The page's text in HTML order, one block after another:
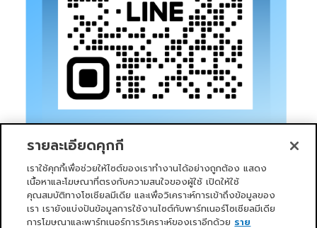
หน้าแรก บริการของเรา ข่าวสารและกิจกรรม PRIMO CLUB
รายละเอียดคุกกี้
เราใช้คุกกี้เพื่อช่วยให้ไซต์ของเราทำงานได้อย่างถูกต้อง แสดง
เนื้อหาและโฆษณาที่ตรงกับความสนใจของผู้ใช้ เปิดให้ใช้
คุณสมบัติทางโซเชียลมีเดีย และเพื่อวิเคราะห์การเข้าถึงข้อมูลของ
เรา เรายังแบ่งปันข้อมูลการใช้งานไซต์กับพาร์ทเนอร์โซเชียลมีเดีย
การโฆษณาและพาร์ทเนอร์การวิเคราะห์ของเราอีกด้วย ราย